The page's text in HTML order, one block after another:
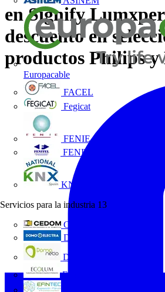
Europacable
FACEL
Fegicat
FENIE
FENITEL
KNX España
Servicios para la industria 13
CEDOM
Domo Electra
Domonetio
Ecolum
en Signify
descuento en
productos Philips